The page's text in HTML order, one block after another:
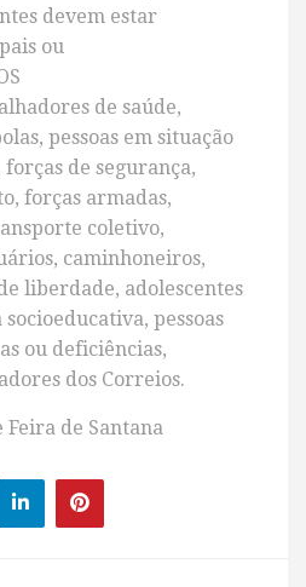
devem estar
ou
de saúde,
pessoas em situação
de segurança,
forças armadas,
coletivo,
caminhoneiros,
liberdade, adolescentes
pessoas
ou deficiências,
dos Correios.
de Santana